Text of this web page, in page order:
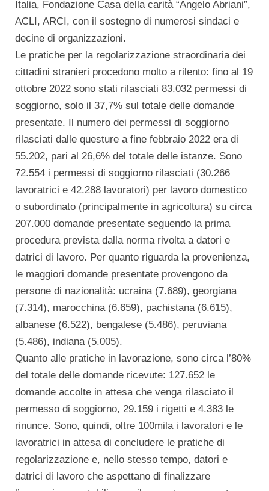
Italia, Fondazione Casa della carità “Angelo Abriani”,
ACLI, ARCI, con il sostegno di numerosi sindaci e
decine di organizzazioni.
Le pratiche per la regolarizzazione straordinaria dei
cittadini stranieri procedono molto a rilento: fino al 19
ottobre 2022 sono stati rilasciati 83.032 permessi di
soggiorno, solo il 37,7% sul totale delle domande
presentate. Il numero dei permessi di soggiorno
rilasciati dalle questure a fine febbraio 2022 era di
55.202, pari al 26,6% del totale delle istanze. Sono
72.554 i permessi di soggiorno rilasciati (30.266
lavoratrici e 42.288 lavoratori) per lavoro domestico
o subordinato (principalmente in agricoltura) su circa
207.000 domande presentate seguendo la prima
procedura prevista dalla norma rivolta a datori e
datrici di lavoro. Per quanto riguarda la provenienza,
le maggiori domande presentate provengono da
persone di nazionalità: ucraina (7.689), georgiana
(7.314), marocchina (6.659), pachistana (6.615),
albanese (6.522), bengalese (5.486), peruviana
(5.486), indiana (5.005).
Quanto alle pratiche in lavorazione, sono circa l’80%
del totale delle domande ricevute: 127.652 le
domande accolte in attesa che venga rilasciato il
permesso di soggiorno, 29.159 i rigetti e 4.383 le
rinunce. Sono, quindi, oltre 100mila i lavoratori e le
lavoratrici in attesa di concludere le pratiche di
regolarizzazione e, nello stesso tempo, datori e
datrici di lavoro che aspettano di finalizzare